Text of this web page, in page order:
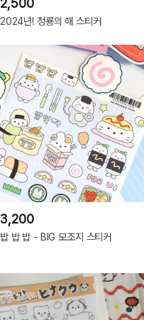
2,500
2024년! 청룡의 해 스티커
3,200
밥 밥 밥 - BIG 모조지 스티커